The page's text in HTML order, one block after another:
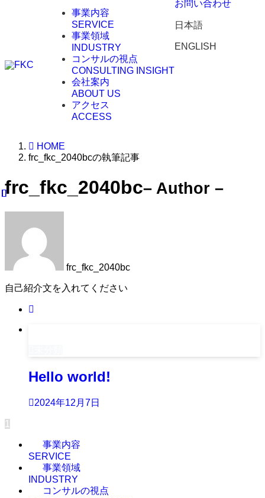
事業内容
SERVICE
事業領域
INDUSTRY
コンサルの視点
CONSULTING INSIGHT
会社案内
ABOUT US
アクセス
ACCESS
お問い合わせ
日本語
ENGLISH
HOME
frc_fkc_2040bcの執筆記事
frc_fkc_2040bc– Author –
frc_fkc_2040bc
自己紹介文を入れてください
Hello world!
2024年12月7日
1
事業内容
SERVICE
事業領域
INDUSTRY
コンサルの視点